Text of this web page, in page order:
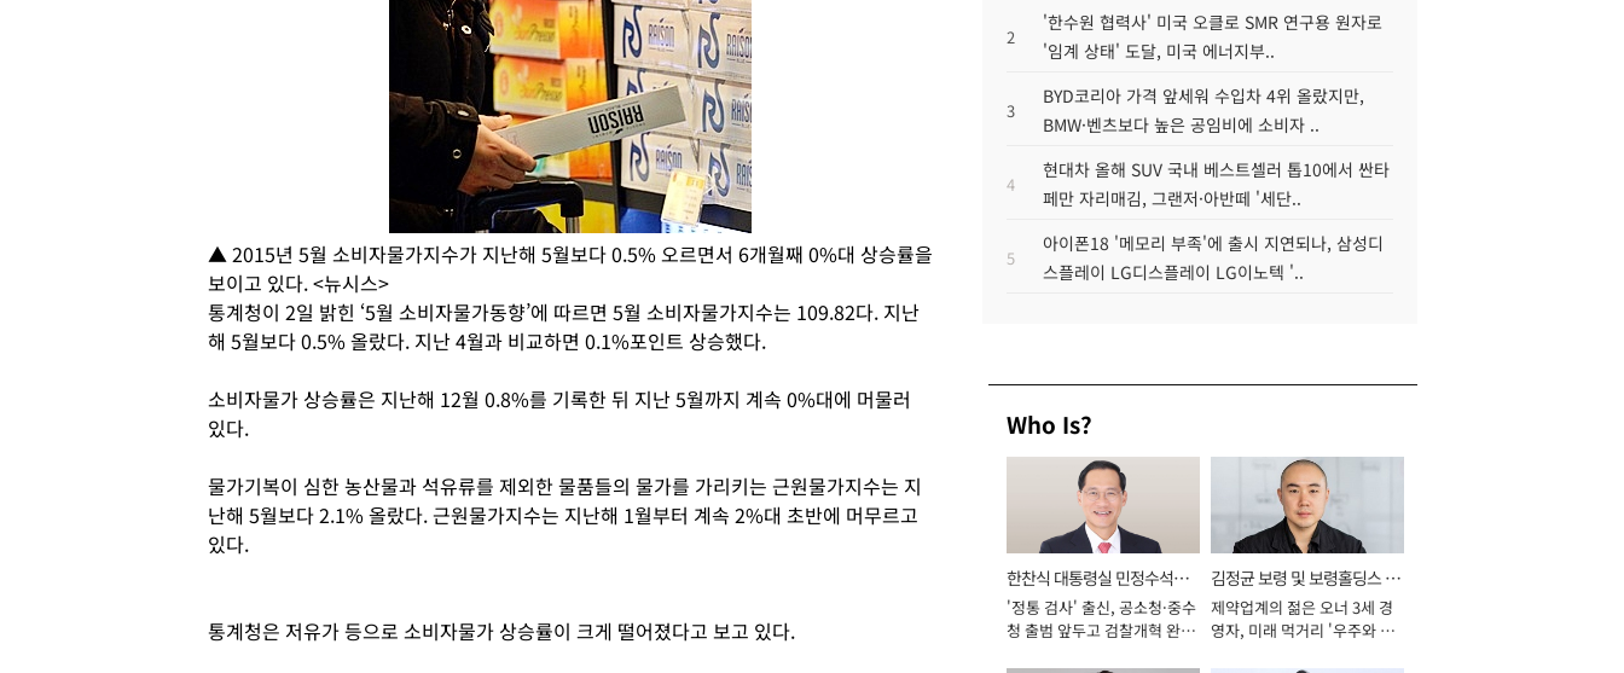
▲ 2015년 5월 소비자물가지수가 지난해 5월보다 0.5% 오르면서 6개월째 0%대 상승률을
보이고 있다. <뉴시스>
통계청이 2일 밝힌 ‘5월 소비자물가동향’에 따르면 5월 소비자물가지수는 109.82다. 지난
해 5월보다 0.5% 올랐다. 지난 4월과 비교하면 0.1%포인트 상승했다.
소비자물가 상승률은 지난해 12월 0.8%를 기록한 뒤 지난 5월까지 계속 0%대에 머물러
있다.
물가기복이 심한 농산물과 석유류를 제외한 물품들의 물가를 가리키는 근원물가지수는 지
난해 5월보다 2.1% 올랐다. 근원물가지수는 지난해 1월부터 계속 2%대 초반에 머무르고
있다.
통계청은 저유가 등으로 소비자물가 상승률이 크게 떨어졌다고 보고 있다.
2
'한수원 협력사' 미국 오클로 SMR 연구용 원자로
'임계 상태' 도달, 미국 에너지부..
3
BYD코리아 가격 앞세워 수입차 4위 올랐지만,
BMW·벤츠보다 높은 공임비에 소비자 ..
4
현대차 올해 SUV 국내 베스트셀러 톱10에서 싼타
페만 자리매김, 그랜저·아반떼 '세단..
5
아이폰18 '메모리 부족'에 출시 지연되나, 삼성디
스플레이 LG디스플레이 LG이노텍 '..
Who Is?
한찬식 대통령실 민정수석비
서관
'정통 검사' 출신, 공소청·중수
청 출범 앞두고 검찰개혁 완수
김정균 보령 및 보령홀딩스 대
표이사 사장
제약업계의 젊은 오너 3세 경
영자, 미래 먹거리 '우주와 헬